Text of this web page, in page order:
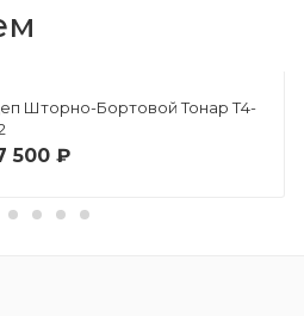
Шторно-Бортовой Тонар Т4-
500 ₽